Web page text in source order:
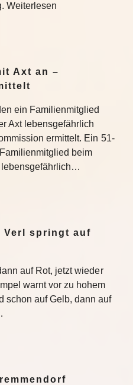
Weiterlesen
Axt an –
ein Familienmitglied
Axt lebensgefährlich
ermittelt. Ein 51-
beim
lebensgefährlich…
Verl springt auf
auf Rot, jetzt wieder
warnt vor zu hohem
schon auf Gelb, dann auf